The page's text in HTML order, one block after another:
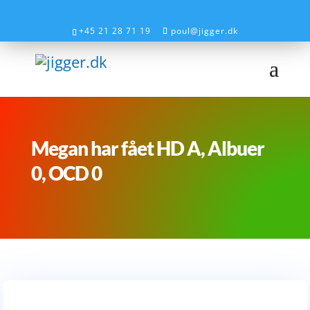
+45 21 28 71 19 poul@jigger.dk
Megan har fået HD A, Albuer
0, OCD 0